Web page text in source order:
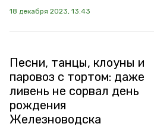
18 декабря 2023, 13:43
Песни, танцы, клоуны и
паровоз с тортом: даже
ливень не сорвал день
рождения
Железноводска